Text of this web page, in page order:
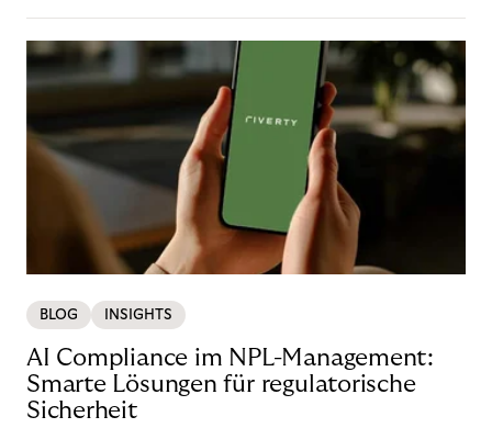
BLOG INSIGHTS
AI Compliance im NPL-Management:
Smarte Lösungen für regulatorische
Sicherheit